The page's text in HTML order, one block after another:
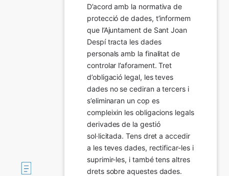
Imatge
D’acord amb la normativa de
protecció de dades, t’informem
que l’Ajuntament de Sant Joan
Despí tracta les dades
personals amb la finalitat de
controlar l’aforament. Tret
d’obligació legal, les teves
dades no se cediran a tercers i
s’eliminaran un cop es
compleixin les obligacions legals
derivades de la gestió
sol·licitada. Tens dret a accedir
a les teves dades, rectificar-les i
suprimir-les, i també tens altres
drets sobre aquestes dades.